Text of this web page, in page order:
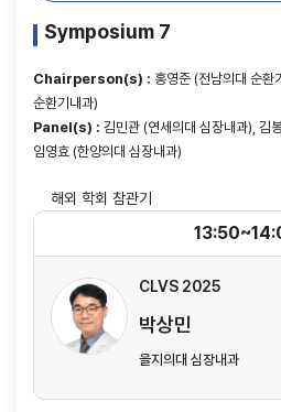
Symposium 7
Chairperson(s) : 홍영준 (전남의대 순환
순환기내과)
Panel(s) : 김민관 (연세의대 심장내과), 김
임영효 (한양의대 심장내과)
해외 학회 참관기
CLVS 2025
박상민
을지의대 심장내과